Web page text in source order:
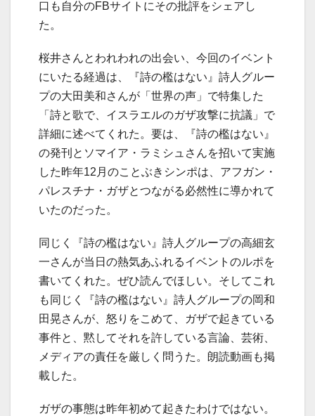
口も自分のFBサイトにその批評をシェアし
た。
桜井さんとわれわれの出会い、今回のイベント
にいたる経過は、『詩の檻はない』詩人グルー
プの大田美和さんが「世界の声」で特集した
「詩と歌で、イスラエルのガザ攻撃に抗議」で
詳細に述べてくれた。要は、『詩の檻はない』
の発刊とソマイア・ラミシュさんを招いて実施
した昨年12月のことぶきシンポは、アフガン・
パレスチナ・ガザとつながる必然性に導かれて
いたのだった。
同じく『詩の檻はない』詩人グループの高細玄
一さんが当日の熱気あふれるイベントのルポを
書いてくれた。ぜひ読んでほしい。そしてこれ
も同じく『詩の檻はない』詩人グループの岡和
田晃さんが、怒りをこめて、ガザで起きている
事件と、黙してそれを許している言論、芸術、
メディアの責任を厳しく問うた。朗読動画も掲
載した。
ガザの事態は昨年初めて起きたわけではない。